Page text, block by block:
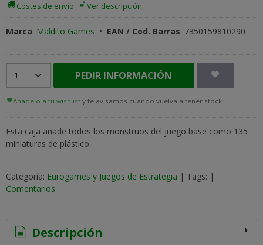
Costes de envío Ver descripción
Marca: Maldito Games • EAN / Cod. Barras: 7350159810290
PEDIR INFORMACIÓN
Añádelo a tu wishlist y te avisamos cuando vuelva a tener stock
Esta caja añade todos los monstruos del juego base como 135
miniaturas de plástico.
Categoría: Eurogames y Juegos de Estrategia | Tags: |
Comentarios
Descripción